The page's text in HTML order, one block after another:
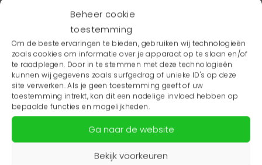
Beheer cookie
toestemming
Om de beste ervaringen te bieden, gebruiken wij technologieën
zoals cookies om informatie over je apparaat op te slaan en/of
te raadplegen. Door in te stemmen met deze technologieën
kunnen wij gegevens zoals surfgedrag of unieke ID's op deze
site verwerken. Als je geen toestemming geeft of uw
toestemming intrekt, kan dit een nadelige invloed hebben op
bepaalde functies en mogelijkheden.
Ga naar de website
Bekijk voorkeuren
Onze Position Paper voor 2024